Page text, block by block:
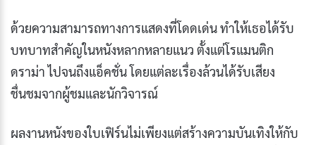
ด้วยความสามารถทางการแสดงที่โดดเด่น ทำให้เธอได้รับ
บทบาทสำคัญในหนังหลากหลายแนว ตั้งแต่โรแมนติก
ดราม่า ไปจนถึงแอ็คชั่น โดยแต่ละเรื่องล้วนได้รับเสียง
ชื่นชมจากผู้ชมและนักวิจารณ์
ผลงานหนังของใบเฟิร์นไม่เพียงแต่สร้างความบันเทิงให้กับ